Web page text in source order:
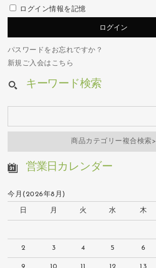
ログイン情報を記憶
パスワードをお忘れですか？
新規ご入会はこちら
キーワード検索
商品カテゴリー複合検索>
営業日カレンダー
今月(2026年8月)
日 月 火 水 木
2 3 4 5 6